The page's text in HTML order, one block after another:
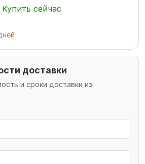
Купить сейчас
доставки
и сроки доставки из